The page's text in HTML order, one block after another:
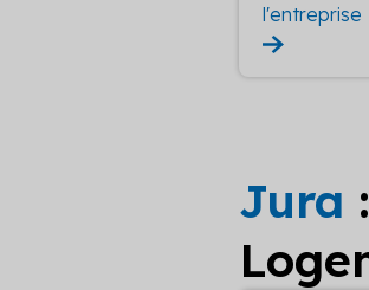
l'entreprise
Jura